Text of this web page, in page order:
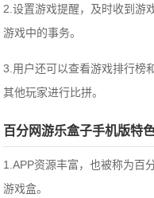
2.设置游戏提醒，及时收到游
游戏中的事务。
3.用户还可以查看游戏排行榜
其他玩家进行比拼。
百分网游乐盒子手机版特
1.APP资源丰富，也被称为百
游戏盒。